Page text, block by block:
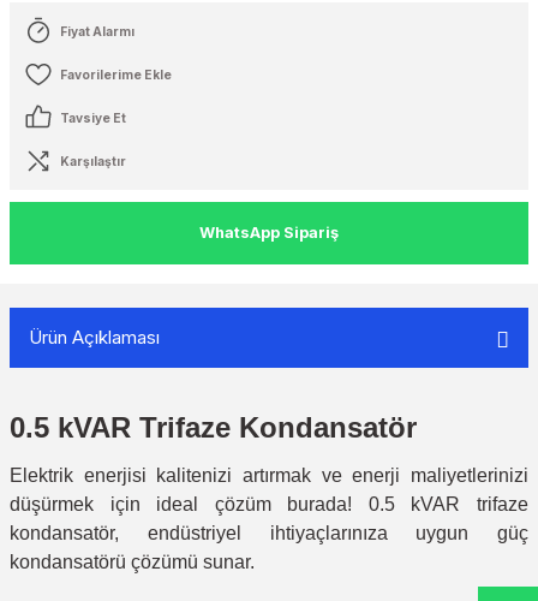
Fiyat Alarmı
Tavsiye Et
Karşılaştır
WhatsApp Sipariş
Ürün Açıklaması
0.5 kVAR Trifaze Kondansatör
Elektrik enerjisi kalitenizi artırmak ve enerji maliyetlerinizi
düşürmek için ideal çözüm burada! 0.5 kVAR trifaze
kondansatör, endüstriyel ihtiyaçlarınıza uygun güç
kondansatörü çözümü sunar.